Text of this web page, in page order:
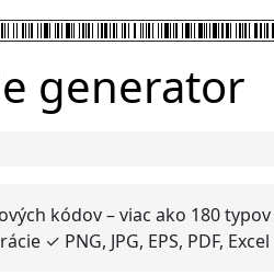
generator
kódov – viac ako 180
✓ PNG, JPG, EPS, PDF,